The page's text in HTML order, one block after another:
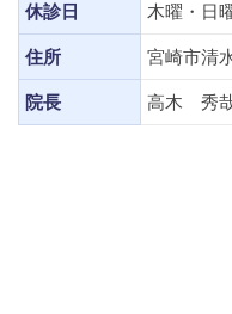
休診日 木曜・日
住所 宮崎市清
院長 高木 秀